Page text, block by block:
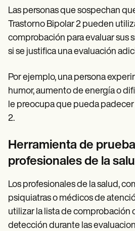
Las personas que sospechan
Trastorno Bipolar 2 pueden
comprobación para evaluar sus
si se justifica una evaluación
Por ejemplo, una persona
humor, aumento de energía o
le preocupa que pueda
2.
Herramienta de
profesionales de la
Los profesionales de la salud,
psiquiatras o médicos de
utilizar la lista de comprobación
detección durante las